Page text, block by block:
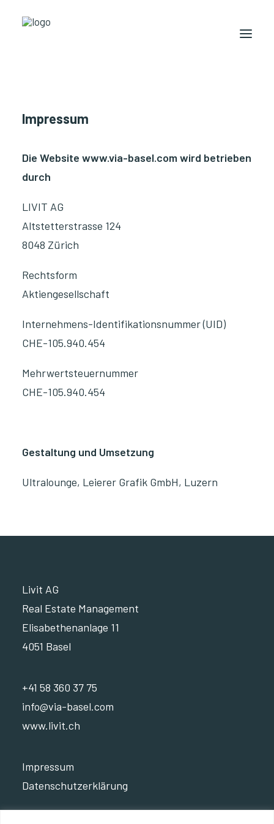
Kontakt
Virtueller Rundgang
Impressum
Die Website www.via-basel.com wird betrieben
durch
LIVIT AG
Altstetterstrasse 124
8048 Zürich
Rechtsform
Aktiengesellschaft
Internehmens-Identifikationsnummer (UID)
CHE-105.940.454
Mehrwertsteuernummer
CHE-105.940.454
Gestaltung und Umsetzung
Ultralounge, Leierer Grafik GmbH, Luzern
Livit AG
Real Estate Management
Elisabethenanlage 11
4051 Basel
+41 58 360 37 75
info@via-basel.com
www.livit.ch
Impressum
Datenschutzerklärung